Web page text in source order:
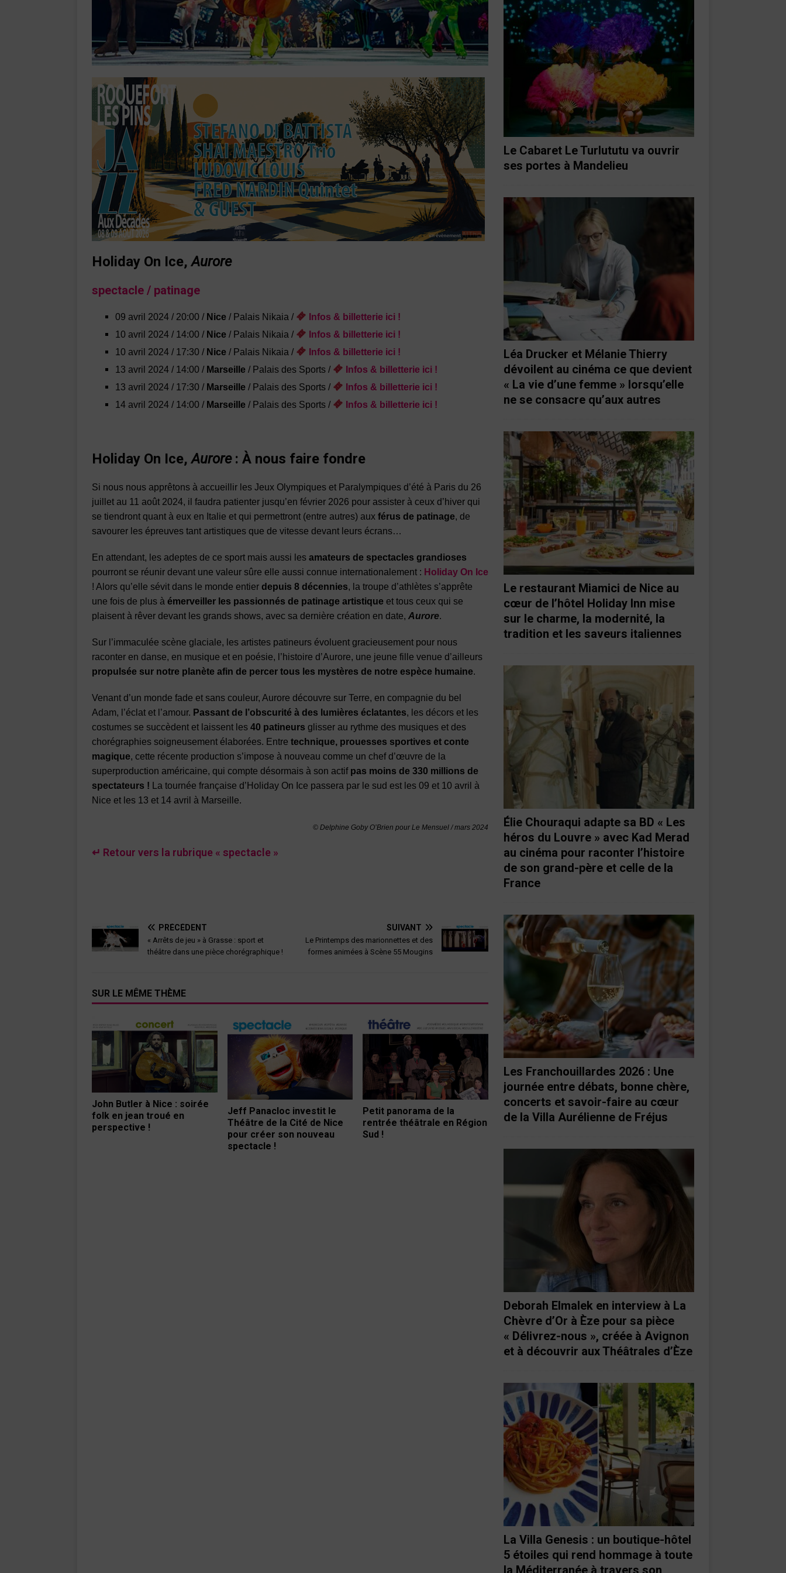
Holiday On Ice,Aurore
spectacle / patinage
09 avril 2024 / 20:00 / Nice / Palais Nikaia / Infos & billetterie ici !
10 avril 2024 / 14:00 / Nice / Palais Nikaia / Infos & billetterie ici !
10 avril 2024 / 17:30 / Nice / Palais Nikaia / Infos & billetterie ici !
13 avril 2024 / 14:00 / Marseille / Palais des Sports / Infos & billetterie ici !
1 3 avril 2024 / 17:30 / Marseille / Palais des Sports / Infos & billetterie ici !
14 avril 2024 / 14:00 / Marseille / Palais des Sports / Infos & billetterie ici !
Holiday On Ice,Aurore: À nous faire fondre
Si nous nous apprêtons à accueillir les Jeux Olympiques et Paralympiques d’été à Paris du 26
juillet au 11 août 2024, il faudra patienter jusqu’en février 2026 pour assister à ceux d’hiver qui
se tiendront quant à eux en Italie et qui permettront (entre autres) aux férus de patinage, de
savourer les épreuves tant artistiques que de vitesse devant leurs écrans…
En attendant, les adeptes de ce sport mais aussi les amateurs de spectacles grandioses
pourront se réunir devant une valeur sûre elle aussi connue internationalement : Holiday On Ice
! Alors qu’elle sévit dans le monde entier depuis 8 décennies, la troupe d’athlètes s’apprête
une fois de plus à émerveiller les passionnés de patinage artistique et tous ceux qui se
plaisent à rêver devant les grands shows, avec sa dernière création en date, Aurore.
Sur l’immaculée scène glaciale, les artistes patineurs évoluent gracieusement pour nous
raconter en danse, en musique et en poésie, l’histoire d’Aurore, une jeune fille venue d’ailleurs
propulsée sur notre planète afin de percer tous les mystères de notre espèce humaine.
Venant d’un monde fade et sans couleur, Aurore découvre sur Terre, en compagnie du bel
Adam, l’éclat et l’amour. Passant de l’obscurité à des lumières éclatantes, les décors et les
costumes se succèdent et laissent les 40 patineurs glisser au rythme des musiques et des
chorégraphies soigneusement élaborées. Entre technique, prouesses sportives et conte
magique, cette récente production s’impose à nouveau comme un chef d’œuvre de la
superproduction américaine, qui compte désormais à son actif pas moins de 330 millions de
spectateurs ! La tournée française d’Holiday On Ice passera par le sud est les 09 et 10 avril à
Nice et les 13 et 14 avril à Marseille.
© Delphine Goby O’Brien pour Le Mensuel / mars 2024
↵ Retour vers la rubrique « spectacle »
PRÉCÉDENT
« Arrêts de jeu » à Grasse : sport et
théâtre dans une pièce chorégraphique !
SUIVANT
Le Printemps des marionnettes et des
formes animées à Scène 55 Mougins
SUR LE MÊME THÈME
John Butler à Nice : soirée
folk en jean troué en
perspective !
Jeff Panacloc investit le
Théâtre de la Cité de Nice
pour créer son nouveau
spectacle !
Petit panorama de la
rentrée théâtrale en Région
Sud !
Le Cabaret Le Turlututu va ouvrir
ses portes à Mandelieu
Léa Drucker et Mélanie Thierry
dévoilent au cinéma ce que devient
« La vie d’une femme » lorsqu’elle
ne se consacre qu’aux autres
Le restaurant Miamici de Nice au
cœur de l’hôtel Holiday Inn mise
sur le charme, la modernité, la
tradition et les saveurs italiennes
Élie Chouraqui adapte sa BD « Les
héros du Louvre » avec Kad Merad
au cinéma pour raconter l’histoire
de son grand-père et celle de la
France
Les Franchouillardes 2026 : Une
journée entre débats, bonne chère,
concerts et savoir-faire au cœur
de la Villa Aurélienne de Fréjus
Deborah Elmalek en interview à La
Chèvre d’Or à Èze pour sa pièce
« Délivrez-nous », créée à Avignon
et à découvrir aux Théâtrales d’Èze
La Villa Genesis : un boutique-hôtel
5 étoiles qui rend hommage à toute